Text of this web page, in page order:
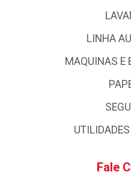
LINHA
MAQUINAS E
Fale